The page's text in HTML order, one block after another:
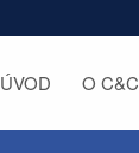
ÚVOD O C&C